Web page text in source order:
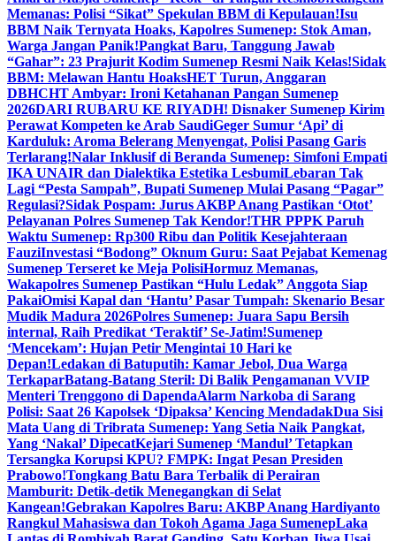
Memanas: Polisi “Sikat” Spekulan BBM di Kepulauan!Isu
BBM Naik Ternyata Hoaks, Kapolres Sumenep: Stok Aman,
Warga Jangan Panik!Pangkat Baru, Tanggung Jawab
“Gahar”: 23 Prajurit Kodim Sumenep Resmi Naik Kelas!Sidak
BBM: Melawan Hantu HoaksHET Turun, Anggaran
DBHCHT Ambyar: Ironi Ketahanan Pangan Sumenep
2026DARI RUBARU KE RIYADH! Disnaker Sumenep Kirim
Perawat Kompeten ke Arab SaudiGeger Sumur ‘Api’ di
Karduluk: Aroma Belerang Menyengat, Polisi Pasang Garis
Terlarang!Nalar Inklusif di Beranda Sumenep: Simfoni Empati
IKA UNAIR dan Dialektika Estetika LesbumiLebaran Tak
Lagi “Pesta Sampah”, Bupati Sumenep Mulai Pasang “Pagar”
Regulasi?Sidak Pospam: Jurus AKBP Anang Pastikan ‘Otot’
Pelayanan Polres Sumenep Tak Kendor!THR PPPK Paruh
Waktu Sumenep: Rp300 Ribu dan Politik Kesejahteraan
FauziInvestasi “Bodong” Oknum Guru: Saat Pejabat Kemenag
Sumenep Terseret ke Meja PolisiHormuz Memanas,
Wakapolres Sumenep Pastikan “Hulu Ledak” Anggota Siap
PakaiOmisi Kapal dan ‘Hantu’ Pasar Tumpah: Skenario Besar
Mudik Madura 2026Polres Sumenep: Juara Sapu Bersih
internal, Raih Predikat ‘Teraktif’ Se-Jatim!Sumenep
‘Mencekam’: Hujan Petir Mengintai 10 Hari ke
Depan!Ledakan di Batuputih: Kamar Jebol, Dua Warga
TerkaparBatang-Batang Steril: Di Balik Pengamanan VVIP
Menteri Trenggono di DapendaAlarm Narkoba di Sarang
Polisi: Saat 26 Kapolsek ‘Dipaksa’ Kencing MendadakDua Sisi
Mata Uang di Tribrata Sumenep: Yang Setia Naik Pangkat,
Yang ‘Nakal’ DipecatKejari Sumenep ‘Mandul’ Tetapkan
Tersangka Korupsi KPU? FMPK: Ingat Pesan Presiden
Prabowo!Tongkang Batu Bara Terbalik di Perairan
Mamburit: Detik-detik Menegangkan di Selat
Kangean!Gebrakan Kapolres Baru: AKBP Anang Hardiyanto
Rangkul Mahasiswa dan Tokoh Agama Jaga SumenepLaka